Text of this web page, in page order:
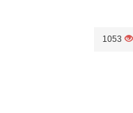
جدة
1053